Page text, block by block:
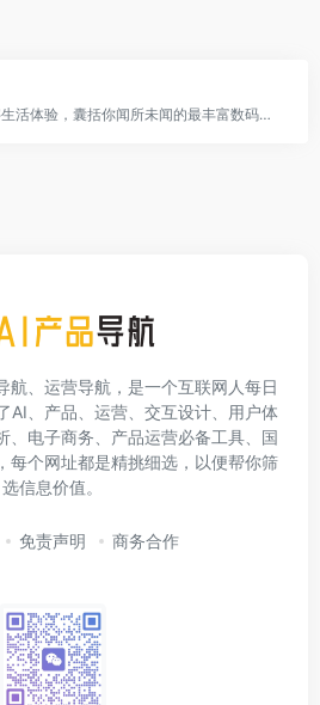
致力于分享美好数字生活体验，囊括你闻所未闻的最丰富数码资讯，触所未触最抢鲜产品评测，随时随地感受尾巴们各式数字生活精彩图文、摄影感悟、旅行游记、爱物分享。旗下产品：精品电商平台「尾巴良品」 ；移动客户端「数字尾巴」 ，覆盖 iOS、Android 两大主流平台。
航、运营导航，是一个互联网人每日
AI、产品、运营、交互设计、用户体
、电子商务、产品运营必备工具、国
每个网址都是精挑细选，以便帮你筛
选信息价值。
免责声明 商务合作